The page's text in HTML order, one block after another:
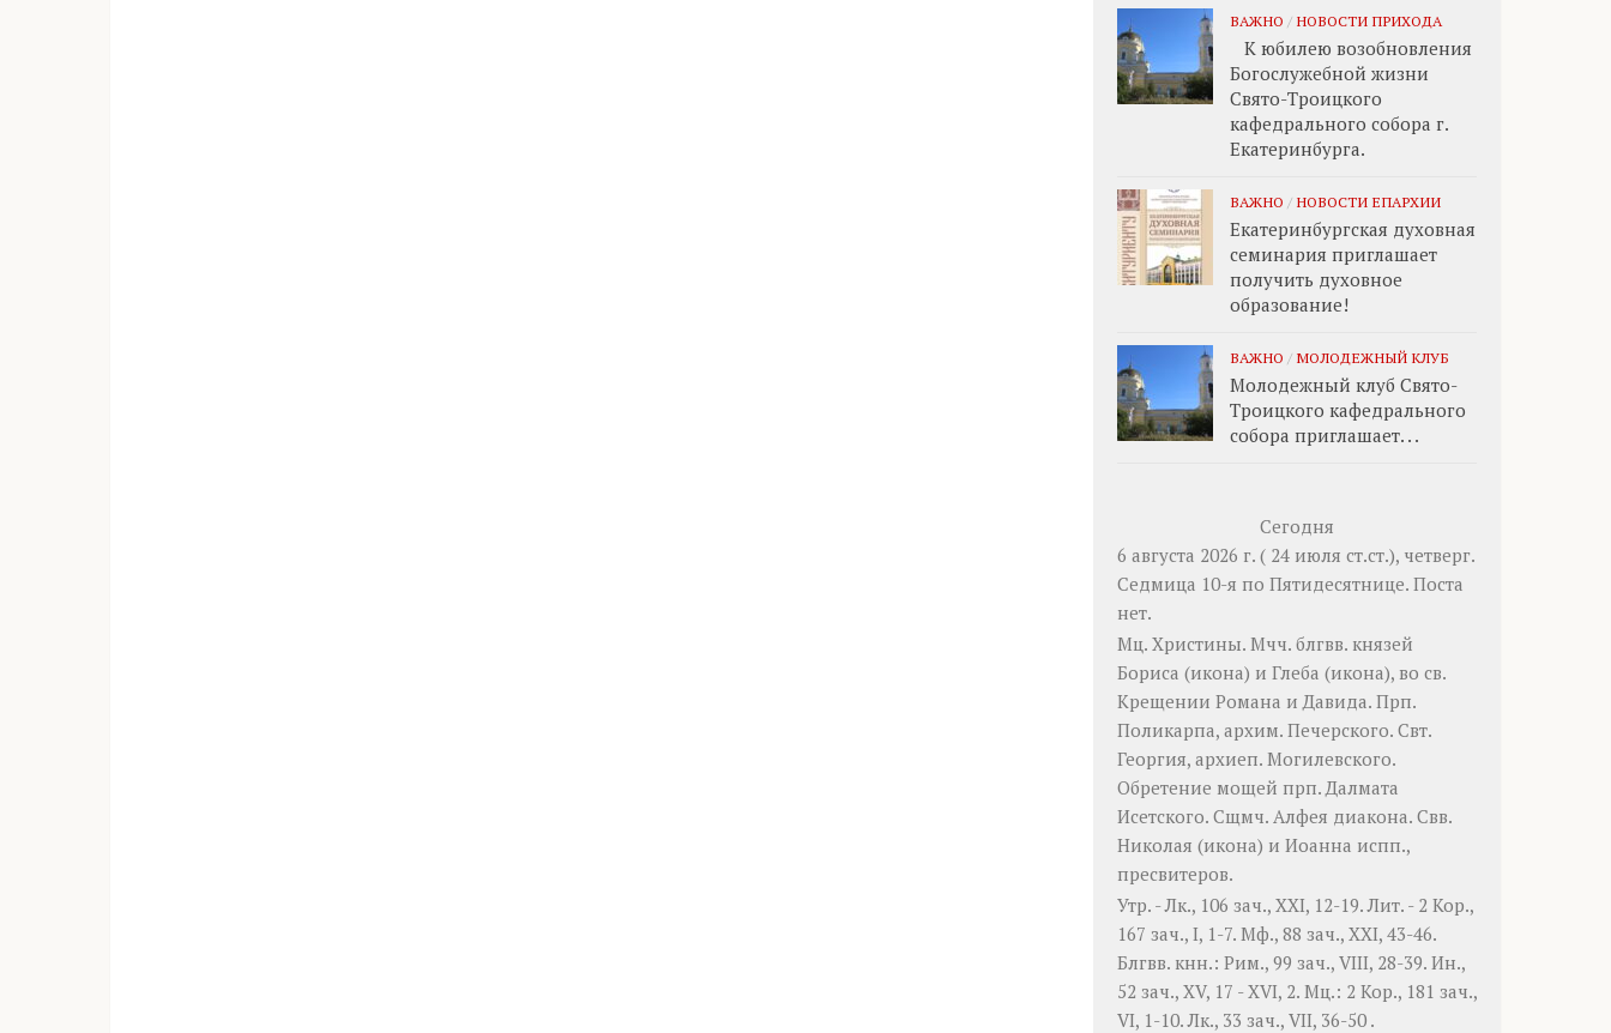
ВАЖНО / НОВОСТИ ПРИХОДА
К юбилею возобновления
Богослужебной жизни
Свято-Троицкого
кафедрального собора г.
Екатеринбурга.
ВАЖНО / НОВОСТИ ЕПАРХИИ
Екатеринбургская духовная
семинария приглашает
получить духовное
образование!
ВАЖНО / МОЛОДЕЖНЫЙ КЛУБ
Молодежный клуб Свято-
Троицкого кафедрального
собора приглашает. . .
Сегодня
6 августа 2026 г. ( 24 июля ст.ст.), четверг.
Седмица 10-я по Пятидесятнице. Поста
нет.
Мц. Христины. Мчч. блгвв. князей
Бориса (икона) и Глеба (икона), во св.
Крещении Романа и Давида. Прп.
Поликарпа, архим. Печерского. Свт.
Георгия, архиеп. Могилевского.
Обретение мощей прп.Далмата
Исетского. Сщмч. Алфея диакона. Свв.
Николая (икона) и Иоанна испп.,
пресвитеров.
Утр. -Лк., 106 зач., XXI, 12-19.Лит. - 2 Кор.,
167 зач., I, 1-7. Мф., 88 зач., XXI, 43-46.
Блгвв. кнн.: Рим., 99 зач., VIII, 28-39. Ин.,
52 зач., XV, 17 - XVI, 2. Мц.: 2 Кор., 181 зач.,
VI, 1-10. Лк., 33 зач., VII, 36-50 .